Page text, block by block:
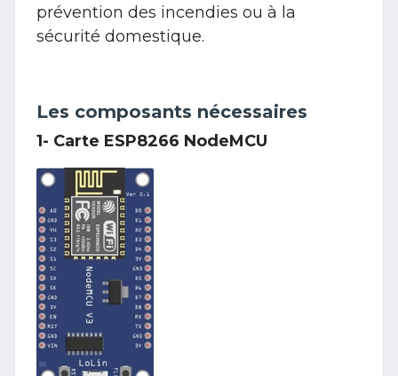
prévention des incendies ou à la
sécurité domestique.
Les composants nécessaires
1- Carte ESP8266 NodeMCU